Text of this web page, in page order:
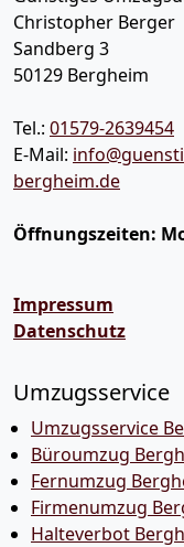
Christopher Berger
Sandberg 3
50129 Bergheim
Tel.: 01579-2639454
E-Mail:
bergheim.de
Öffnungszeiten:
Impressum
Datenschutz
Umzugsservice
Umzugsservice
Büroumzug
Fernumzug
Firmenumzug
Halteverbot